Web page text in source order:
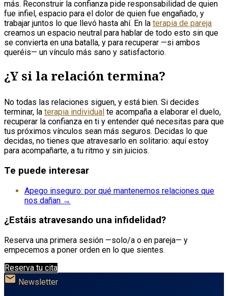
más. Reconstruir la confianza pide responsabilidad de quien
fue infiel, espacio para el dolor de quien fue engañado, y
trabajar juntos lo que llevó hasta ahí. En la terapia de pareja
creamos un espacio neutral para hablar de todo esto sin que
se convierta en una batalla, y para recuperar —si ambos
queréis— un vínculo más sano y satisfactorio.
¿Y si la relación termina?
No todas las relaciones siguen, y está bien. Si decides
terminar, la terapia individual te acompaña a elaborar el duelo,
recuperar la confianza en ti y entender qué necesitas para que
tus próximos vínculos sean más seguros. Decidas lo que
decidas, no tienes que atravesarlo en solitario: aquí estoy
para acompañarte, a tu ritmo y sin juicios.
Te puede interesar
Apego inseguro: por qué mantenemos relaciones que
nos dañan →
¿Estáis atravesando una infidelidad?
Reserva una primera sesión —solo/a o en pareja— y
empecemos a poner orden en lo que sientes.
Reserva tu cita
mail Newsletter